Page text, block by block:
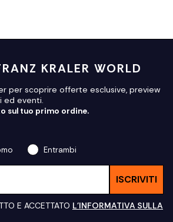
KRALER WORLD
per scoprire offerte esclusive, preview
ed eventi.
sul tuo primo ordine.
Entrambi
ISCRIVITI
E ACCETTATO L'INFORMATIVA SULLA